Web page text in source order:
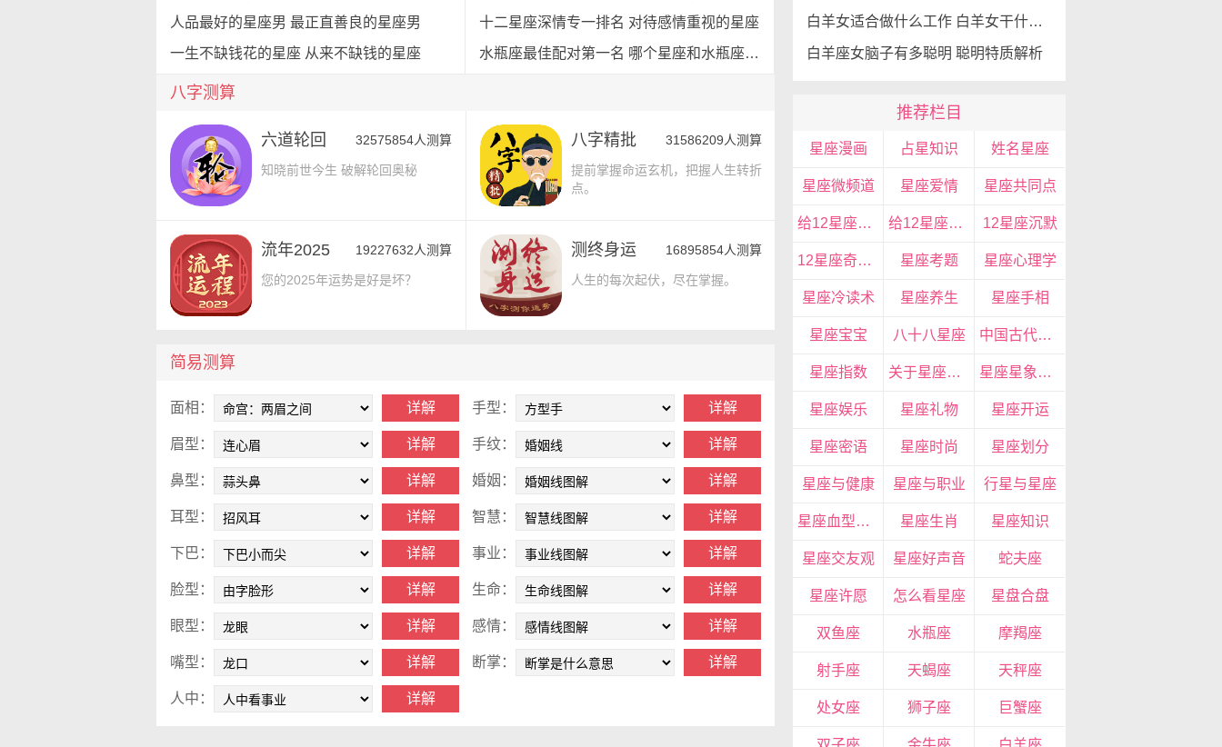
人品最好的星座男 最正直善良的星座男
一生不缺钱花的星座 从来不缺钱的星座
十二星座深情专一排名 对待感情重视的星座
水瓶座最佳配对第一名 哪个星座和水瓶座最配
八字测算
六道轮回 32575854人测算
知晓前世今生 破解轮回奥秘
八字精批 31586209人测算
提前掌握命运玄机，把握人生转折
点。
流年2025 19227632人测算
您的2025年运势是好是坏？
测终身运 16895854人测算
人生的每次起伏，尽在掌握。
简易测算
面相： 手型：
眉型： 手纹：
鼻型： 婚姻：
耳型： 智慧：
下巴： 事业：
脸型： 生命：
眼型： 感情：
嘴型： 断掌：
人中：
白羊女适合做什么工作 白羊女干什么职业最成功
白羊座女脑子有多聪明 聪明特质解析
推荐栏目
星座漫画 占星知识 姓名星座
星座微频道 星座爱情 星座共同点
给12星座的忠告 给12星座的14句心里话 12星座沉默
12星座奇特眼神 星座考题 星座心理学
星座冷读术 星座养生 星座手相
星座宝宝 八十八星座 中国古代星座
星座指数 关于星座的资料 星座星象分析
星座娱乐 星座礼物 星座开运
星座密语 星座时尚 星座划分
星座与健康 星座与职业 行星与星座
星座血型生肖 星座生肖 星座知识
星座交友观 星座好声音 蛇夫座
星座许愿 怎么看星座 星盘合盘
双鱼座 水瓶座 摩羯座
射手座 天蝎座 天秤座
处女座 狮子座 巨蟹座